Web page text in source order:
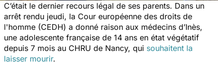
C’était le dernier recours légal de ses parents. Dans un
arrêt rendu jeudi, la Cour européenne des droits de
l'homme (CEDH) a donné raison aux médecins d’Inès,
une adolescente française de 14 ans en état végétatif
depuis 7 mois au CHRU de Nancy, qui souhaitent la
laisser mourir.